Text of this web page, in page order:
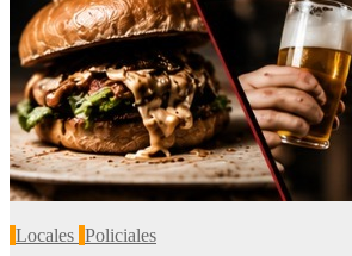
Locales Policiales